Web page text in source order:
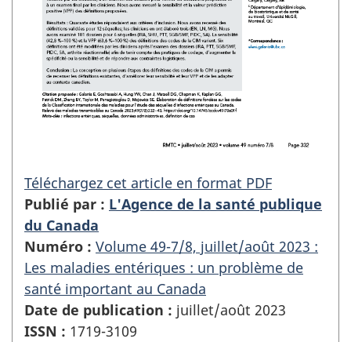
Téléchargez cet article en format PDF
Publié par : L'Agence de la santé publique
du Canada
Numéro : Volume 49-7/8, juillet/août 2023 :
Les maladies entériques : un problème de
santé important au Canada
Date de publication : juillet/août 2023
ISSN : 1719-3109